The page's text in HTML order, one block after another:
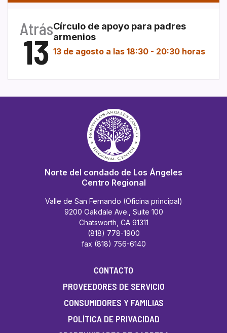
Atrás
13
Círculo de apoyo para padres
armenios
13 de agosto a las 18:30 - 20:30 horas
Norte del condado de Los Ángeles
Centro Regional
Valle de San Fernando (Oficina principal)
9200 Oakdale Ave., Suite 100
Chatsworth, CA 91311
(818) 778-1900
fax (818) 756-6140
CONTACTO
PROVEEDORES DE SERVICIO
CONSUMIDORES Y FAMILIAS
POLÍTICA DE PRIVACIDAD